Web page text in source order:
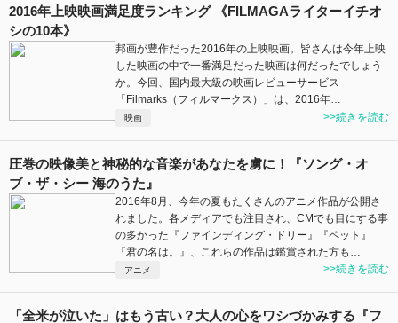
2016年上映映画満足度ランキング 《FILMAGAライターイチオ
シの10本》
邦画が豊作だった2016年の上映映画。皆さんは今年上映
した映画の中で一番満足だった映画は何だったでしょう
か。今回、国内最大級の映画レビューサービス
「Filmarks（フィルマークス）」は、2016年…
映画 >>続きを読む
圧巻の映像美と神秘的な音楽があなたを虜に！『ソング・オ
ブ・ザ・シー 海のうた』
2016年8月、今年の夏もたくさんのアニメ作品が公開さ
れました。各メディアでも注目され、CMでも目にする事
の多かった『ファインディング・ドリー』『ペット』
『君の名は。』、これらの作品は鑑賞された方も…
アニメ >>続きを読む
「全米が泣いた」はもう古い？大人の心をワシづかみする『フ